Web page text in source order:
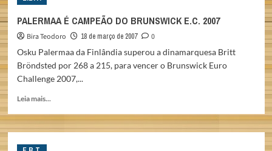
PALERMAA É CAMPEÃO DO BRUNSWICK E.C. 2007
Bira Teodoro 18 de março de 2007
0
Osku Palermaa da Finlândia superou a dinamarquesa Britt
Bröndsted por 268 a 215, para vencer o Brunswick Euro
Challenge 2007,...
Leia mais...
about
PALERMAA